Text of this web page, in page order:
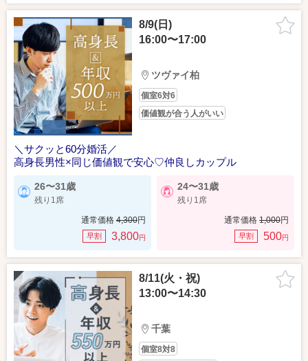
8/9(日)
16:00〜17:00
ツヴァイ柏
個室6対6
価値観が合う人がいい
＼サクッと60分婚活／
高身長男性×同じ価値観で安心♡仲良しカップル
26〜31歳
残り1席
通常価格 4,300円
早割 3,800円
24〜31歳
残り1席
通常価格 1,000円
早割 500円
8/11(火・祝)
13:00〜14:30
千葉
個室8対8